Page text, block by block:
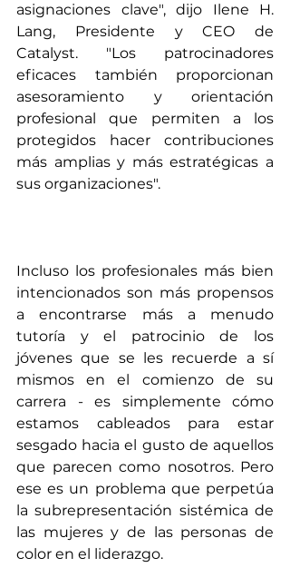
asignaciones clave", dijo Ilene H.
Lang, Presidente y CEO de
Catalyst. "Los patrocinadores
eficaces también proporcionan
asesoramiento y orientación
profesional que permiten a los
protegidos hacer contribuciones
más amplias y más estratégicas a
sus organizaciones".
Incluso los profesionales más bien
intencionados son más propensos
a encontrarse más a menudo
tutoría y el patrocinio de los
jóvenes que se les recuerde a sí
mismos en el comienzo de su
carrera - es simplemente cómo
estamos cableados para estar
sesgado hacia el gusto de aquellos
que parecen como nosotros. Pero
ese es un problema que perpetúa
la subrepresentación sistémica de
las mujeres y de las personas de
color en el liderazgo.